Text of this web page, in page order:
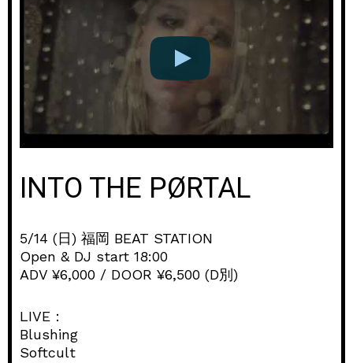
INTO THE PØRTAL
5/14 (日) 福岡 BEAT STATION
Open & DJ start 18:00
ADV ¥6,000 / DOOR ¥6,500 (D別)
LIVE：
Blushing
Softcult